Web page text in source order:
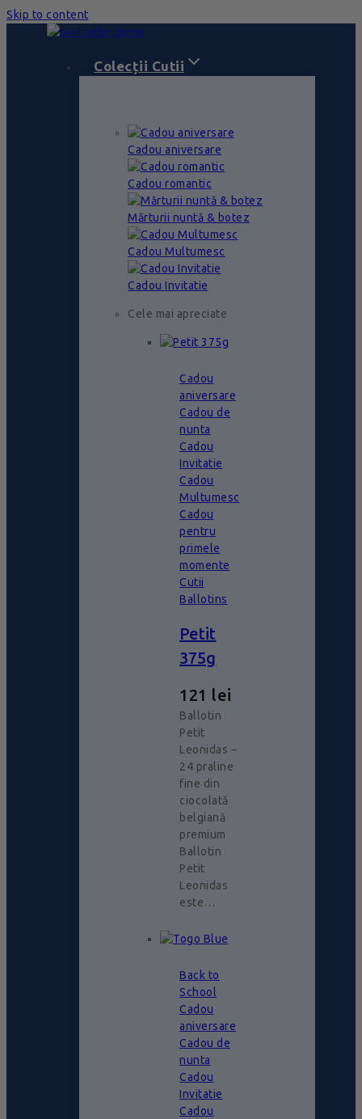
Skip to content
Colecții Cutii
Cadou aniversare
Cadou romantic
Mărturii nuntă & botez
Cadou Multumesc
Cadou Invitatie
Cele mai apreciate
Cadou
aniversare
Cadou de
nunta
Cadou
Invitatie
Cadou
Multumesc
Cadou
pentru
primele
momente
Cutii
Ballotins
Petit
375g
121 lei
Ballotin
Petit
Leonidas –
24 praline
fine din
ciocolată
belgiană
premium
Ballotin
Petit
Leonidas
este…
Back to
School
Cadou
aniversare
Cadou de
nunta
Cadou
Invitatie
Cadou